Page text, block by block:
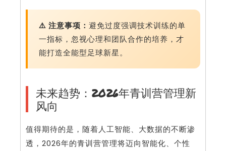
⚠️ 注意事项： 避免过度强调技术训练的单
一指标，忽视心理和团队合作的培养，才
能打造全能型足球新星。
未来趋势：2026年青训营管理新
风向
值得期待的是，随着人工智能、大数据的不断渗
透，2026年的青训营管理将迈向智能化、个性